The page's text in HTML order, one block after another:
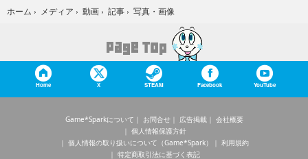
ホーム › メディア › 動画 › 記事 › 写真・画像
Home X STEAM Facebook YouTube
Game*Sparkについて お問合せ 広告掲載
会社概要
個人情報保護方針
個人情報の取り扱いについて（Game*Spark）
利用規約
特定商取引法に基づく表記